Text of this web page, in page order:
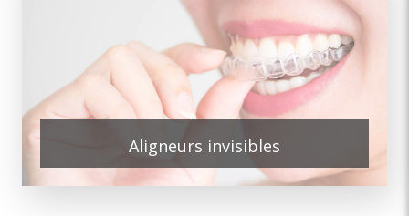
Aligneurs invisibles